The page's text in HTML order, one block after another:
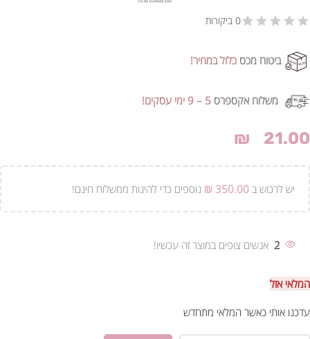
0 ביקורות
ביטוח מכס כלול במחיר!
משלוח אקספרס 5 – 9 ימי עסקים!
₪ 21.00
יש לרכוש ב ₪ 350.00 נוספים כדי להינות ממשלוח חינם!
2 אנשים צופים במוצר זה עכשיו!
המלאי אזל
עדכנו אותי כאשר המלאי מתחדש